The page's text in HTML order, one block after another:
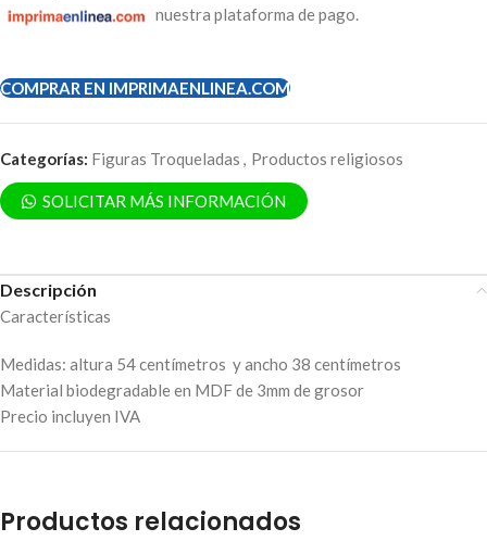
nuestra plataforma de pago.
COMPRAR EN IMPRIMAENLINEA.COM
Categorías: Figuras Troqueladas , Productos religiosos
SOLICITAR MÁS INFORMACIÓN
Descripción
Características
Medidas: altura 54 centímetros y ancho 38 centímetros
Material biodegradable en MDF de 3mm de grosor
Precio incluyen IVA
Productos relacionados